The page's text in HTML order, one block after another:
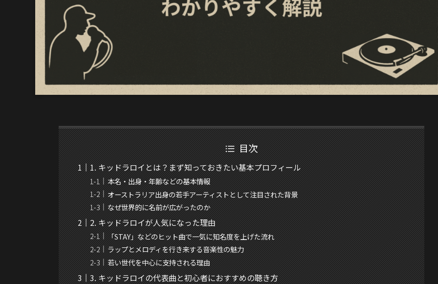
目次
1. キッドラロイとは？まず知っておきたい基本プロフィール
本名・出身・年齢などの基本情報
オーストラリア出身の若手アーティストとして注目された背景
なぜ世界的に名前が広がったのか
2. キッドラロイが人気になった理由
「STAY」などのヒット曲で一気に知名度を上げた流れ
ラップとメロディを行き来する音楽性の魅力
若い世代を中心に支持される理由
3. キッドラロイの代表曲と初心者におすすめの聴き方